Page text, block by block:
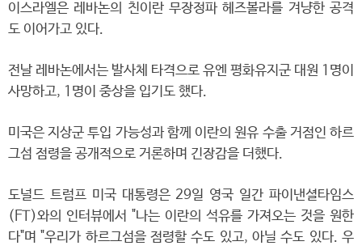
이스라엘은 레바논의 친이란 무장정파 헤즈볼라를 겨냥한 공격
도 이어가고 있다.
전날 레바논에서는 발사체 타격으로 유엔 평화유지군 대원 1명이
사망하고, 1명이 중상을 입기도 했다.
미국은 지상군 투입 가능성과 함께 이란의 원유 수출 거점인 하르
그섬 점령을 공개적으로 거론하며 긴장감을 더했다.
도널드 트럼프 미국 대통령은 29일 영국 일간 파이낸셜타임스
(FT)와의 인터뷰에서 "나는 이란의 석유를 가져오는 것을 원한
다"며 "우리가 하르그섬을 점령할 수도 있고, 아닐 수도 있다. 우